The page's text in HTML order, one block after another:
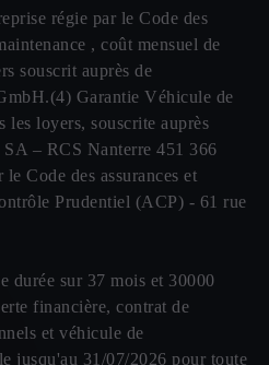
régie par le Code des
, coût mensuel de
souscrit auprès de
Garantie Véhicule de
les loyers, souscrite auprès
SA – RCS Nanterre 451 366
Code des assurances et
Prudentiel (ACP) - 61 rue
durée sur 37 mois et 30000
financière, contrat de
et véhicule de
jusqu'au 31/07/2026 pour toute